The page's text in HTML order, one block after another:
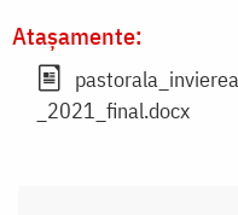
Atașamente:
_2021_final.docx